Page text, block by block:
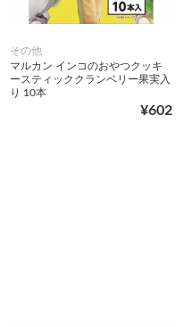
その他
マルカン インコのおやつクッキ
ースティッククランベリー果実入
り 10本
¥602